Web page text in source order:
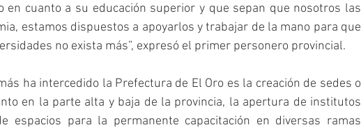
en cuanto a su educación superior y que sepan que nosotros las
estamos dispuestos a apoyarlos y trabajar de la mano para que
no exista más”, expresó el primer personero provincial.
ha intercedido la Prefectura de El Oro es la creación de sedes o
en la parte alta y baja de la provincia, la apertura de institutos
espacios para la permanente capacitación en diversas ramas